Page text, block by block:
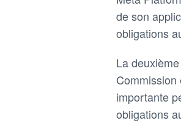
de son
obligations
La
importante
obligations